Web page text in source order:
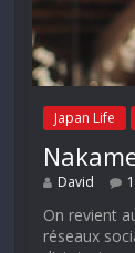
Japan Life
David
On revient
réseaux